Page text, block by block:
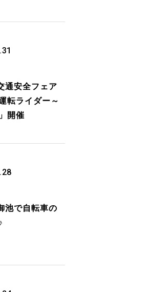
通安全フェア
転ライダー～
開催
池で自転車の